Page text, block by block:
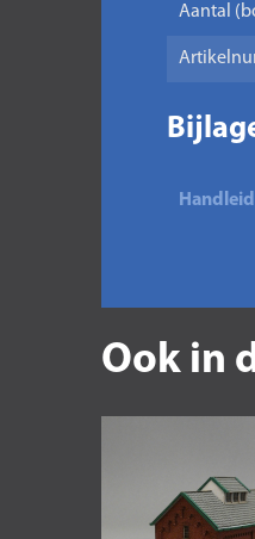
Aantal
Ook in